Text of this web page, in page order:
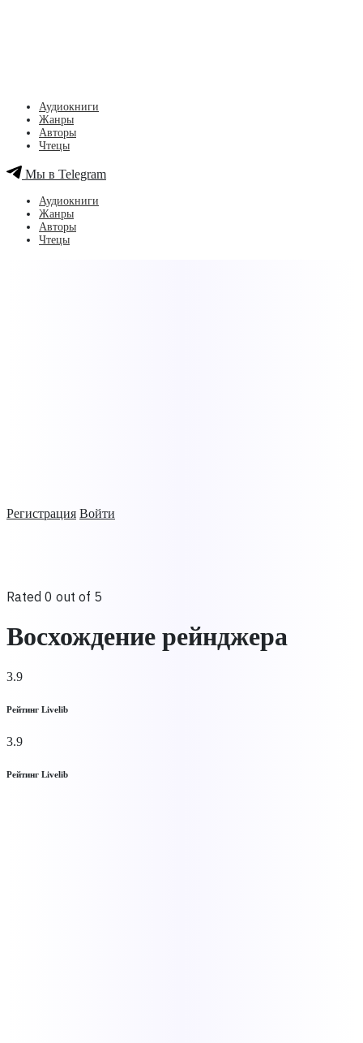
Регистрация Войти
Аудиокниги
Жанры
Авторы
Чтецы
Мы в Telegram
Аудиокниги
Жанры
Авторы
Чтецы
Rated 0 out of 5
Восхождение рейнджера
3.9
Рейтинг Livelib
3.9
Рейтинг Livelib